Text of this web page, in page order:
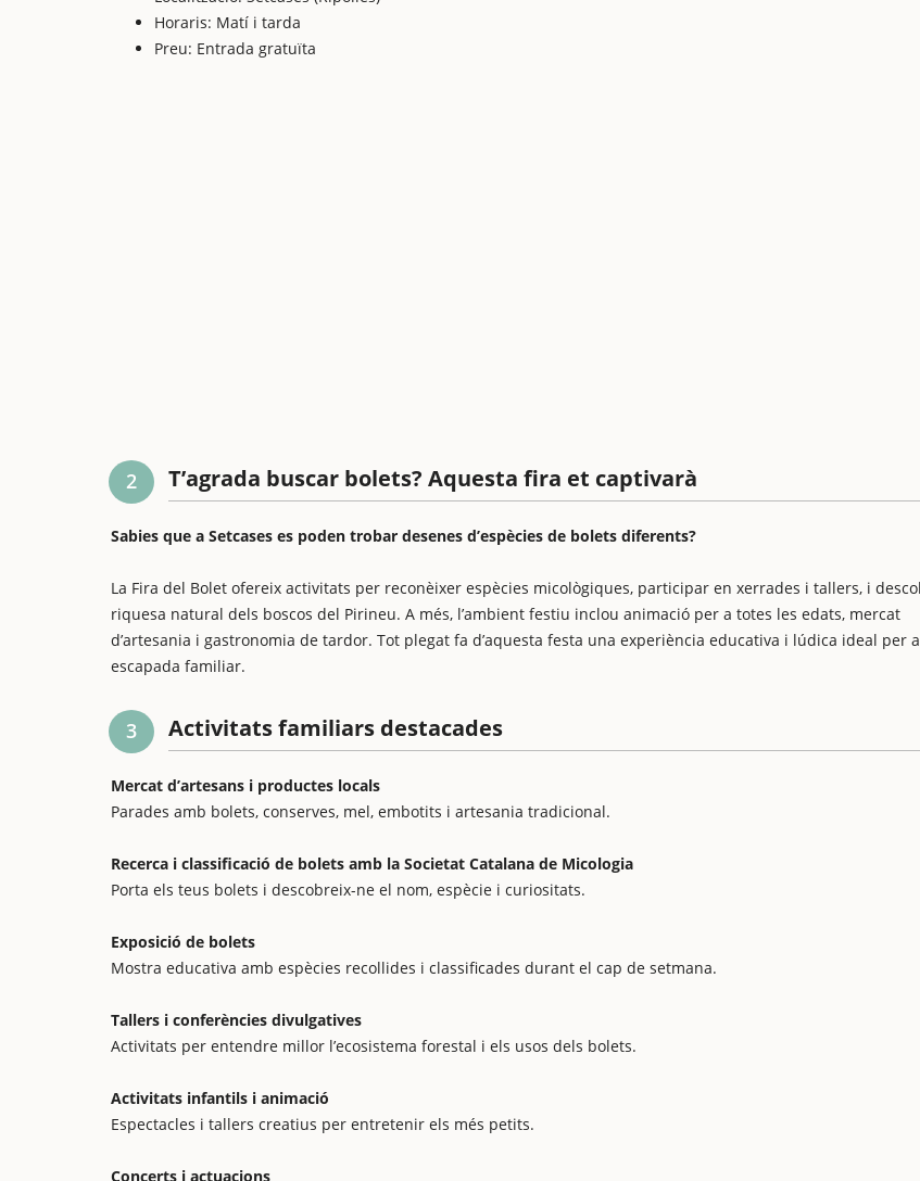
Horaris: Matí i tarda
Preu: Entrada gratuïta
2 T’agrada buscar bolets? Aquesta fira et captivarà
Sabies que a Setcases es poden trobar desenes d’espècies de bolets diferents?
La Fira del Bolet ofereix activitats per reconèixer espècies micològiques, participar en xerrades i tallers, i
riquesa natural dels boscos del Pirineu. A més, l’ambient festiu inclou animació per a totes les edats, mercat
d’artesania i gastronomia de tardor. Tot plegat fa d’aquesta festa una experiència educativa i lúdica ideal per
escapada familiar.
3 Activitats familiars destacades
Mercat d’artesans i productes locals
Parades amb bolets, conserves, mel, embotits i artesania tradicional.
Recerca i classificació de bolets amb la Societat Catalana de Micologia
Porta els teus bolets i descobreix-ne el nom, espècie i curiositats.
Exposició de bolets
Mostra educativa amb espècies recollides i classificades durant el cap de setmana.
Tallers i conferències divulgatives
Activitats per entendre millor l’ecosistema forestal i els usos dels bolets.
Activitats infantils i animació
Espectacles i tallers creatius per entretenir els més petits.
Concerts i actuacions